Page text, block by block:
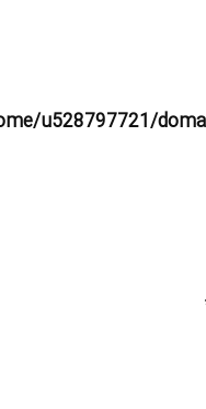
u528797721/